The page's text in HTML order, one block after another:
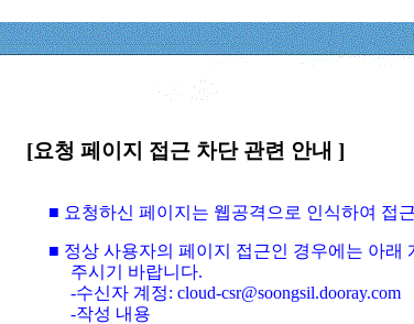
[요청 페이지 접근 차단 관련 안내 ]
■ 요청하신 페이지는 웹공격으로 인식하여 접
■ 정상 사용자의 페이지 접근인 경우에는 아래
주시기 바랍니다.
-수신자 계정: cloud-csr@soongsil.dooray.com
-작성 내용